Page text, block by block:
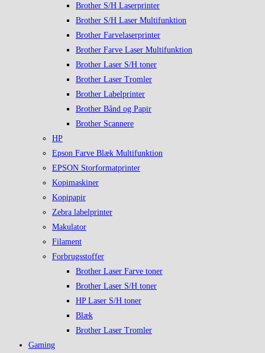
Brother S/H Laserprinter
Brother S/H Laser Multifunktion
Brother Farvelaserprinter
Brother Farve Laser Multifunktion
Brother Laser S/H toner
Brother Laser Tromler
Brother Labelprinter
Brother Bånd og Papir
Brother Scannere
HP
Epson Farve Blæk Multifunktion
EPSON Storformatprinter
Kopimaskiner
Kopipapir
Zebra labelprinter
Makulator
Filament
Forbrugsstoffer
Brother Laser Farve toner
Brother Laser S/H toner
HP Laser S/H toner
Blæk
Brother Laser Tromler
Gaming